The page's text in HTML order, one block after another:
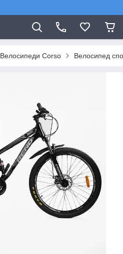
Велосипеди Corso Велосипед